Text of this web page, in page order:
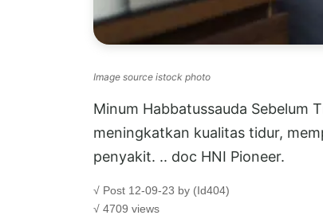
Image source istock photo
Minum Habbatussauda Sebelum
meningkatkan kualitas tidur,
penyakit. .. doc HNI Pioneer.
√ Post 12-09-23 by (Id404)
√ 4709 views